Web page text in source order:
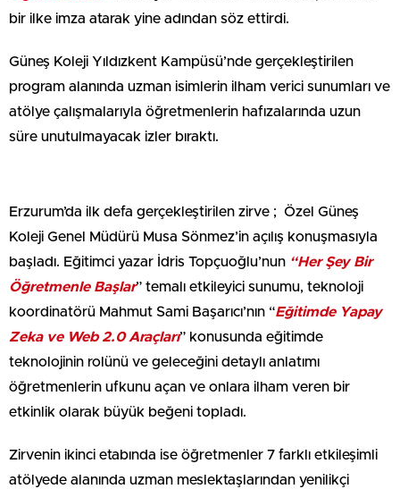
bir ilke imza atarak yine adından söz ettirdi.
Güneş Koleji Yıldızkent Kampüsü’nde gerçekleştirilen
program alanında uzman isimlerin ilham verici sunumları ve
atölye çalışmalarıyla öğretmenlerin hafızalarında uzun
süre unutulmayacak izler bıraktı.
Erzurum’da ilk defa gerçekleştirilen zirve ; Özel Güneş
Koleji Genel Müdürü Musa Sönmez’in açılış konuşmasıyla
başladı. Eğitimci yazar İdris Topçuoğlu’nun “Her Şey Bir
Öğretmenle Başlar” temalı etkileyici sunumu, teknoloji
koordinatörü Mahmut Sami Başarıcı’nın “Eğitimde Yapay
Zeka ve Web 2.0 Araçları” konusunda eğitimde
teknolojinin rolünü ve geleceğini detaylı anlatımı
öğretmenlerin ufkunu açan ve onlara ilham veren bir
etkinlik olarak büyük beğeni topladı.
Zirvenin ikinci etabında ise öğretmenler 7 farklı etkileşimli
atölyede alanında uzman meslektaşlarından yenilikçi